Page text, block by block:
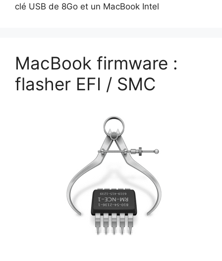
clé USB de 8Go et un MacBook Intel
MacBook firmware :
flasher EFI / SMC